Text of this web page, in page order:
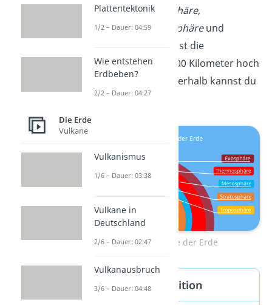
Troposphäre,Stratosphäre,
Mesosphäre,Thermosphäreund
. Insgesamt ist die
Atmosphäre etwa 10.000 Kilometer hoch
— scharfe Grenzen innerhalb kannst du
aber nicht festlegen.
Die Atmosphäre der Erde
Atmosphäre Definition
Plattentektonik
1/2 – Dauer: 04:59
Wie entstehen
Erdbeben?
2/2 – Dauer: 04:27
Die Erde
Vulkane
Vulkanismus
1/6 – Dauer: 03:38
Vulkane in
Deutschland
2/6 – Dauer: 02:47
Vulkanausbruch
3/6 – Dauer: 04:48